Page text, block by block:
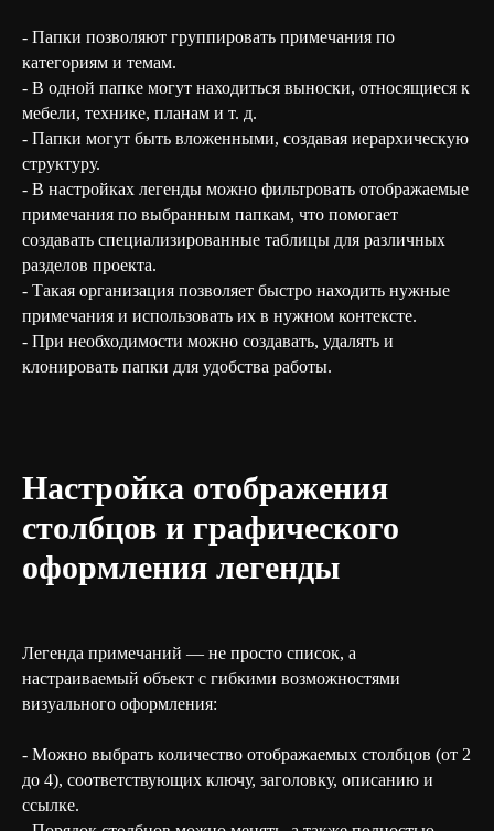
- Папки позволяют группировать примечания по
категориям и темам.
- В одной папке могут находиться выноски, относящиеся к
мебели, технике, планам и т. д.
- Папки могут быть вложенными, создавая иерархическую
структуру.
- В настройках легенды можно фильтровать отображаемые
примечания по выбранным папкам, что помогает
создавать специализированные таблицы для различных
разделов проекта.
- Такая организация позволяет быстро находить нужные
примечания и использовать их в нужном контексте.
- При необходимости можно создавать, удалять и
клонировать папки для удобства работы.
Настройка отображения
столбцов и графического
оформления легенды
Легенда примечаний — не просто список, а
настраиваемый объект с гибкими возможностями
визуального оформления:
- Можно выбрать количество отображаемых столбцов (от 2
до 4), соответствующих ключу, заголовку, описанию и
ссылке.